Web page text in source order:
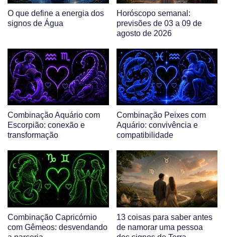
O que define a energia dos
signos de Água
Horóscopo semanal:
previsões de 03 a 09 de
agosto de 2026
Combinação Aquário com
Escorpião: conexão e
transformação
Combinação Peixes com
Aquário: convivência e
compatibilidade
Combinação Capricórnio
com Gêmeos: desvendando
13 coisas para saber antes
de namorar uma pessoa